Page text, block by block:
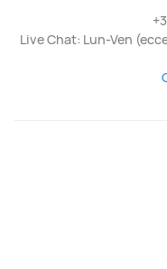
Live Chat: Lun-Ven